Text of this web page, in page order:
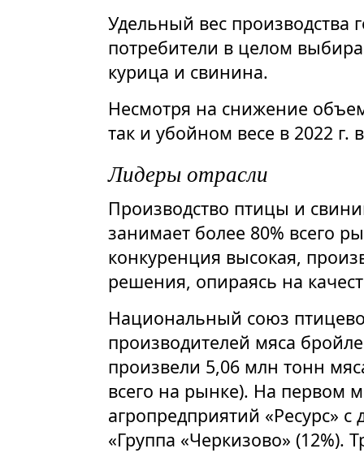
Удельный вес производства
потребители в целом
курица и свинина.
Несмотря на снижение
так и убойном весе в 2022 г.
Лидеры отрасли
Производство птицы и
занимает более 80% всего
конкуренция высокая,
решения, опираясь на
Национальный союз
производителей мяса
произвели 5,06 млн тонн
всего на рынке). На первом
агропредприятий «Ресурс»
«Группа «Черкизово» (12%).